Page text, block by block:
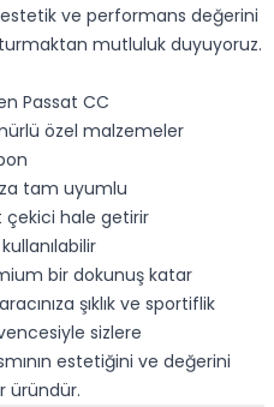
estetik ve performans değerini
mutluluk duyuyoruz.
Passat CC
özel malzemeler
tam uyumlu
çekici hale getirir
bir dokunuş katar
şıklık ve sportiflik
sizlere
estetiğini ve değerini
üründür.